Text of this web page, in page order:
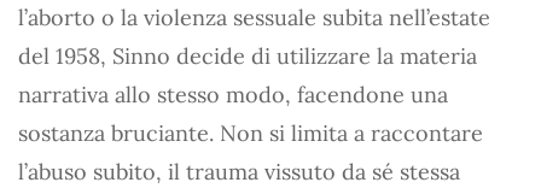
l’aborto o la violenza sessuale subita nell’estate
del 1958, Sinno decide di utilizzare la materia
narrativa allo stesso modo, facendone una
sostanza bruciante. Non si limita a raccontare
l’abuso subito, il trauma vissuto da sé stessa